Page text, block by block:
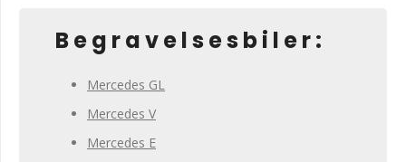
Begravelsesbiler:
Mercedes GL
Mercedes V
Mercedes E